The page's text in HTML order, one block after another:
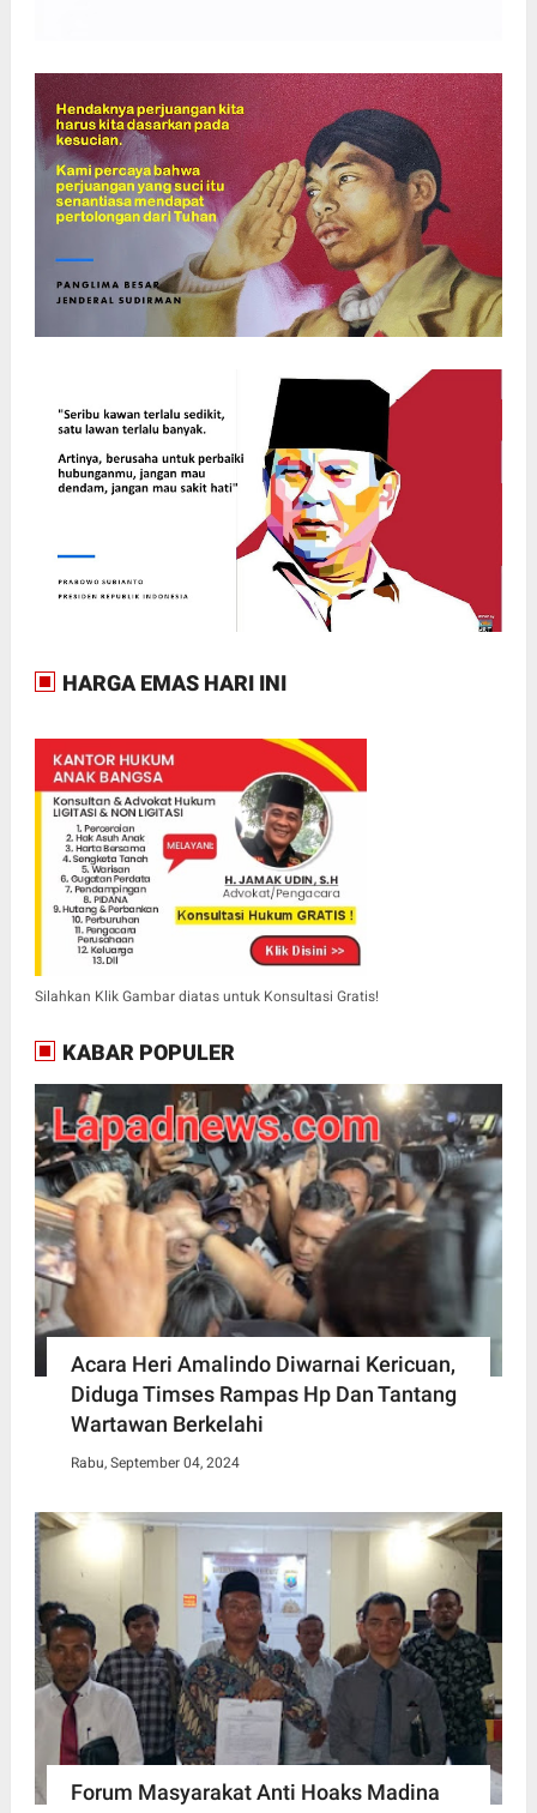
HARGA EMAS HARI INI
Silahkan Klik Gambar diatas untuk Konsultasi Gratis!
KABAR POPULER
Acara Heri Amalindo Diwarnai Kericuan,
Diduga Timses Rampas Hp Dan Tantang
Wartawan Berkelahi
Rabu, September 04, 2024
Forum Masyarakat Anti Hoaks Madina